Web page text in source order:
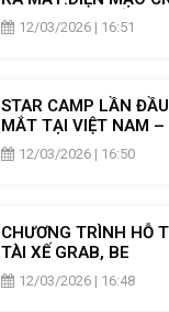
MỚI & NÂNG CẤP
12/03/2026 | 16:51
STAR CAMP LẦN
MẮT TẠI VIỆT NAM –
NGOẠI DÀNH RIÊNG
MITSUBISHI
12/03/2026 | 16:50
CHƯƠNG TRÌNH HỖ
TÀI XẾ GRAB, BE
12/03/2026 | 16:48